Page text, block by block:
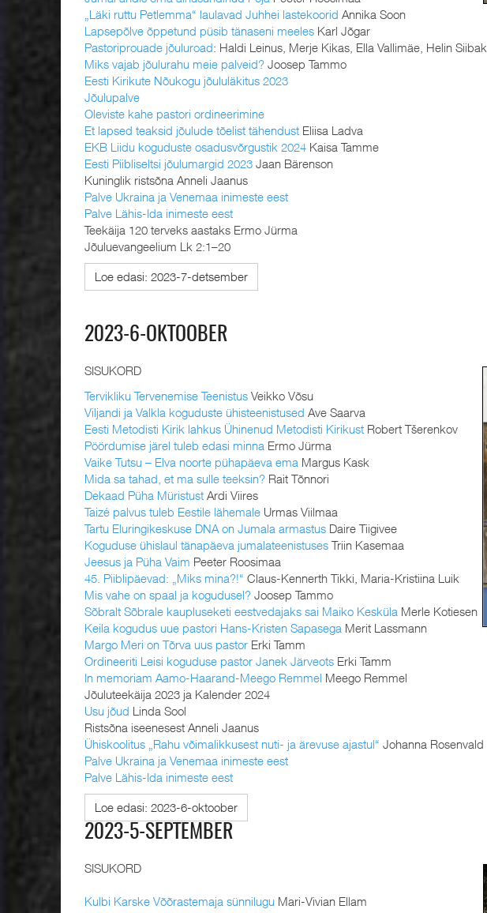
„Läki ruttu Petlemma“ laulavad Juhhei lastekoorid Annika Soon
Lapsepõlve õppetund püsib tänaseni meeles Karl Jõgar
Pastoriprouade jõuluroad: Haldi Leinus, Merje Kikas, Ella Vallimäe, Helin Siibak
Miks vajab jõulurahu meie palveid? Joosep Tammo
Eesti Kirikute Nõukogu jõululäkitus 2023
Jõulupalve
Oleviste kahe pastori ordineerimine
Et lapsed teaksid jõulude tõelist tähendust Eliisa Ladva
EKB Liidu koguduste osadusvõrgustik 2024 Kaisa Tamme
Eesti Piibliseltsi jõulumargid 2023 Jaan Bärenson
Kuninglik ristsõna Anneli Jaanus
Palve Ukraina ja Venemaa inimeste eest
Palve Lähis-Ida inimeste eest
Teekäija 120 terveks aastaks Ermo Jürma
Jõuluevangeelium Lk 2:1–20
Loe edasi: 2023-7-detsember
2023-6-OKTOOBER
SISUKORD
Tervikliku Tervenemise Teenistus Veikko Võsu
Viljandi ja Valkla koguduste ühisteenistused Ave Saarva
Eesti Metodisti Kirik lahkus Ühinenud Metodisti Kirikust Robert Tšerenkov
Pöördumise järel tuleb edasi minna Ermo Jürma
Vaike Tutsu – Elva noorte pühapäeva ema Margus Kask
Mida sa tahad, et ma sulle teeksin? Rait Tõnnori
Dekaad Püha Müristust Ardi Viires
Taizé palvus tuleb Eestile lähemale Urmas Viilmaa
Tartu Eluringikeskuse DNA on Jumala armastus Daire Tiigivee
Koguduse ühislaul tänapäeva jumalateenistuses Triin Kasemaa
Jeesus ja Püha Vaim Peeter Roosimaa
45. Piiblipäevad: „Miks mina?!“ Claus-Kennerth Tikki, Maria-Kristiina Luik
Mis vahe on spaal ja kogudusel? Joosep Tammo
Sõbralt Sõbrale kaupluseketi eestvedajaks sai Maiko Kesküla Merle Kotiesen
Keila kogudus uue pastori Hans-Kristen Sapasega Merit Lassmann
Margo Meri on Tõrva uus pastor Erki Tamm
Ordineeriti Leisi koguduse pastor Janek Järveots Erki Tamm
In memoriam Aamo-Haarand-Meego Remmel Meego Remmel
Jõuluteekäija 2023 ja Kalender 2024
Usu jõud Linda Sool
Ristsõna iseenesest Anneli Jaanus
Ühiskoolitus „Rahu võimalikkusest nuti- ja ärevuse ajastul“ Johanna Rosenvald
Palve Ukraina ja Venemaa inimeste eest
Palve Lähis-Ida inimeste eest
Loe edasi: 2023-6-oktoober
2023-5-SEPTEMBER
SISUKORD
Kulbi Karske Võõrastemaja sünnilugu Mari-Vivian Ellam